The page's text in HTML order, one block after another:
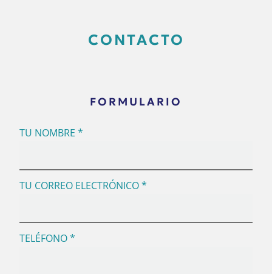
CONTACTO
FORMULARIO
TU NOMBRE *
TU CORREO ELECTRÓNICO *
TELÉFONO *